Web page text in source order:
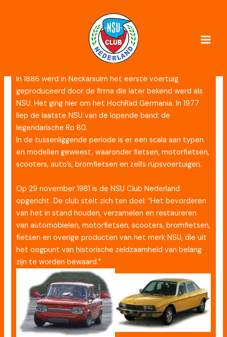
Lid worden?
Mogen wij ons even voorstellen?
Beste NSU-liefhebber,
In 1886 werd in Neckarsulm het eerste voertuig
geproduceerd door de firma die later bekend werd als
NSU. Het ging hier om het HochRad Germania. In 1977
liep de laatste NSU van de lopende ­band: de
legendarische Ro 80.
In de tussenliggende periode is er een scala aan typen
en modellen geweest, waaronder fietsen, motorfietsen,
scooters, auto’s, bromfietsen en zelfs rupsvoertuigen.
Op 29 november 1981 is de NSU Club Nederland
opgericht. De club stelt zich ten doel: “Het bevorderen
van het in stand houden, verzamelen en restaureren
van automobielen, motorfietsen, scooters, bromfietsen,
fietsen en overige producten van het merk NSU, die uit
het oogpunt van historische zeldzaamheid van belang
zijn te worden bewaard.”